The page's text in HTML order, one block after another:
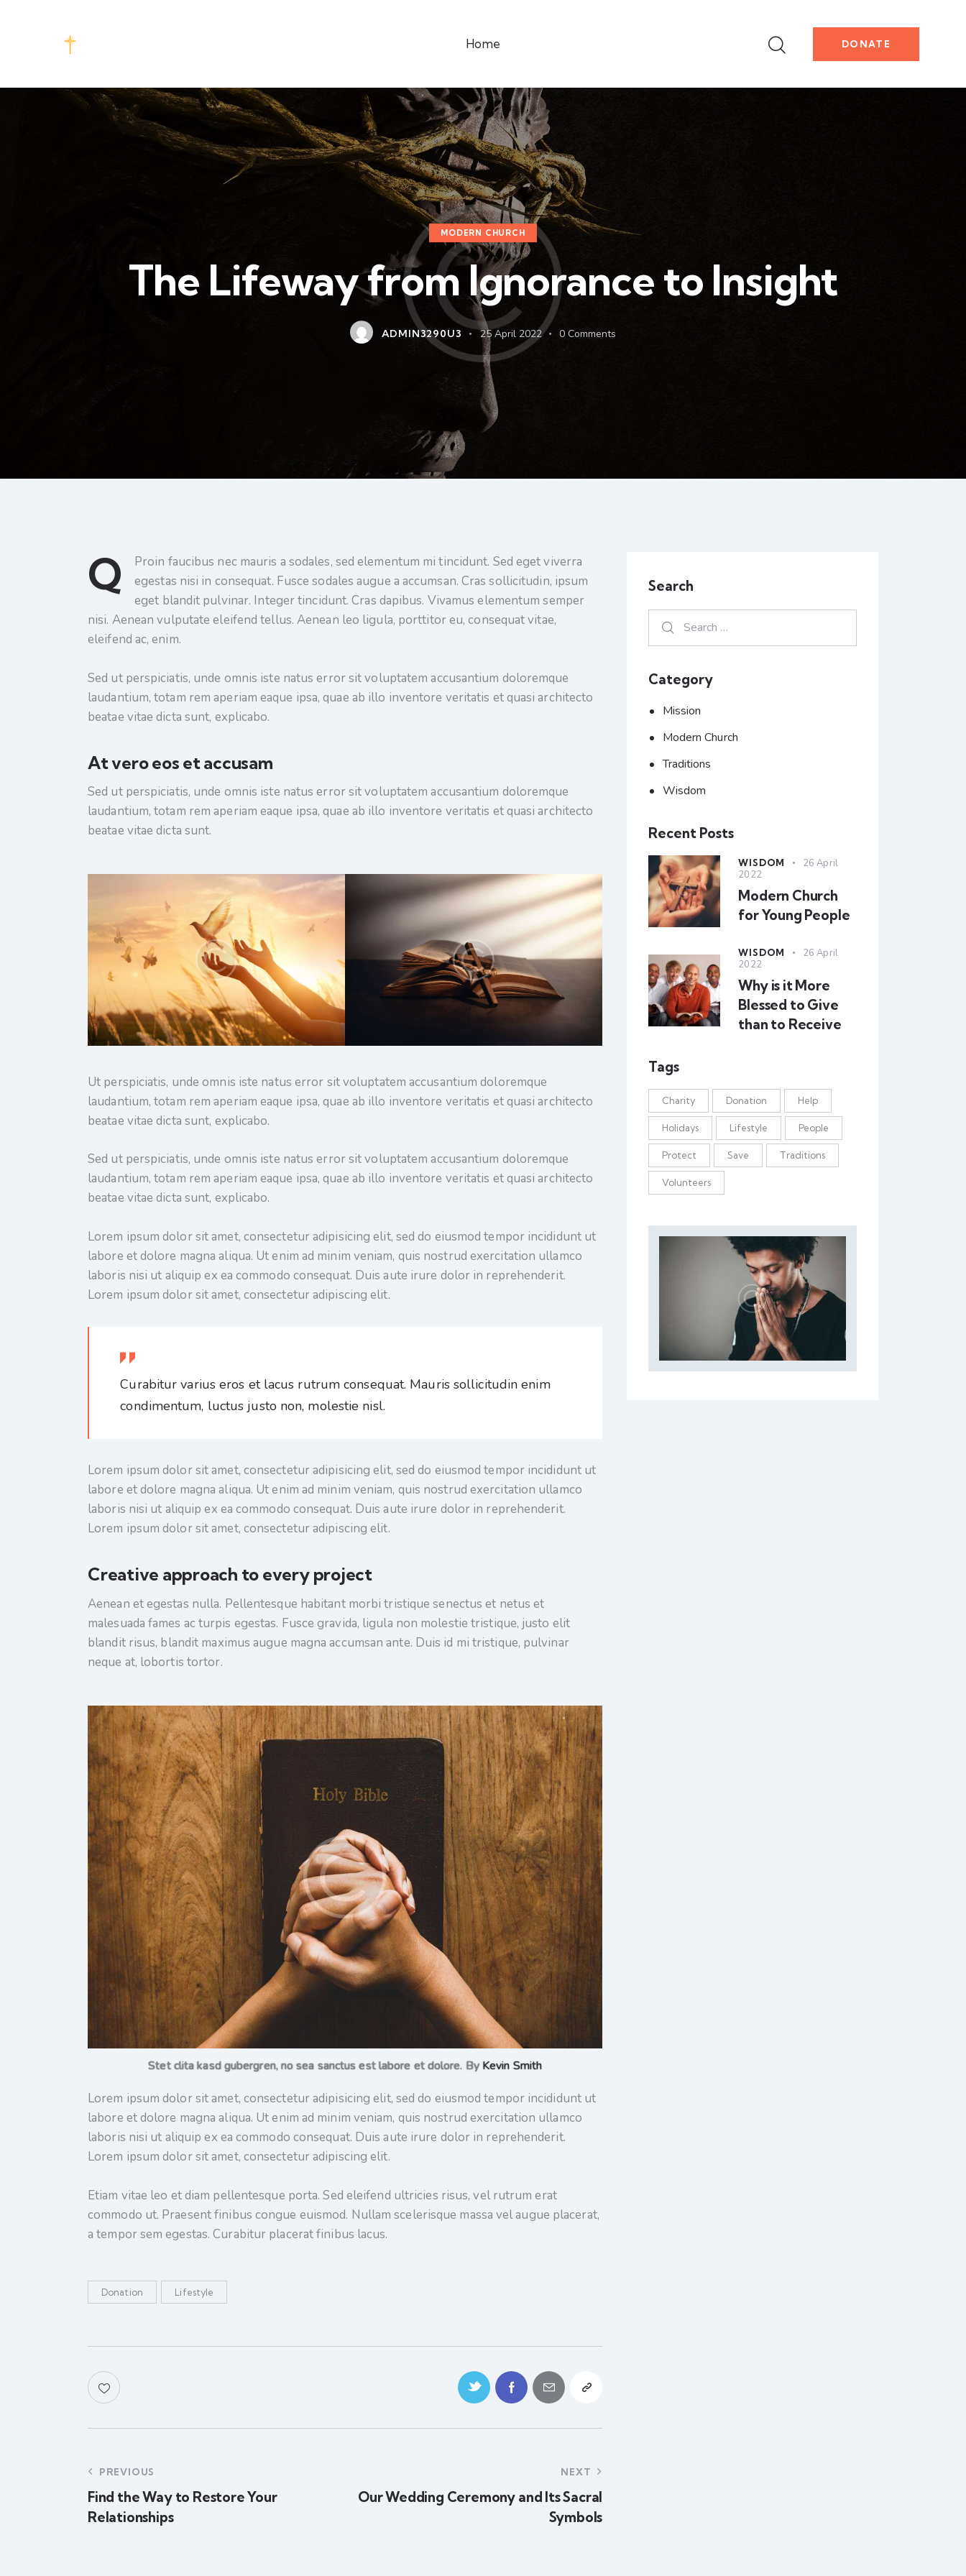
Home DONATE
MODERN CHURCH
The Lifeway from Ignorance to Insight
ADMIN3290U3 25 April 2022 0 Comments
Q
Proin faucibus nec mauris a sodales, sed elementum mi tincidunt. Sed eget viverra
egestas nisi in consequat. Fusce sodales augue a accumsan. Cras sollicitudin, ipsum
eget blandit pulvinar. Integer tincidunt. Cras dapibus. Vivamus elementum semper
nisi. Aenean vulputate eleifend tellus. Aenean leo ligula, porttitor eu, consequat vitae,
eleifend ac, enim.
Sed ut perspiciatis, unde omnis iste natus error sit voluptatem accusantium doloremque
laudantium, totam rem aperiam eaque ipsa, quae ab illo inventore veritatis et quasi architecto
beatae vitae dicta sunt, explicabo.
At vero eos et accusam
Sed ut perspiciatis, unde omnis iste natus error sit voluptatem accusantium doloremque
laudantium, totam rem aperiam eaque ipsa, quae ab illo inventore veritatis et quasi architecto
beatae vitae dicta sunt.
Ut perspiciatis, unde omnis iste natus error sit voluptatem accusantium doloremque
laudantium, totam rem aperiam eaque ipsa, quae ab illo inventore veritatis et quasi architecto
beatae vitae dicta sunt, explicabo.
Sed ut perspiciatis, unde omnis iste natus error sit voluptatem accusantium doloremque
laudantium, totam rem aperiam eaque ipsa, quae ab illo inventore veritatis et quasi architecto
beatae vitae dicta sunt, explicabo.
Lorem ipsum dolor sit amet, consectetur adipisicing elit, sed do eiusmod tempor incididunt ut
labore et dolore magna aliqua. Ut enim ad minim veniam, quis nostrud exercitation ullamco
laboris nisi ut aliquip ex ea commodo consequat. Duis aute irure dolor in reprehenderit.
Lorem ipsum dolor sit amet, consectetur adipiscing elit.
Curabitur varius eros et lacus rutrum consequat. Mauris sollicitudin enim
condimentum, luctus justo non, molestie nisl.
Lorem ipsum dolor sit amet, consectetur adipisicing elit, sed do eiusmod tempor incididunt ut
labore et dolore magna aliqua. Ut enim ad minim veniam, quis nostrud exercitation ullamco
laboris nisi ut aliquip ex ea commodo consequat. Duis aute irure dolor in reprehenderit.
Lorem ipsum dolor sit amet, consectetur adipiscing elit.
Creative approach to every project
Aenean et egestas nulla. Pellentesque habitant morbi tristique senectus et netus et
malesuada fames ac turpis egestas. Fusce gravida, ligula non molestie tristique, justo elit
blandit risus, blandit maximus augue magna accumsan ante. Duis id mi tristique, pulvinar
neque at, lobortis tortor.
Stet clita kasd gubergren, no sea sanctus est labore et dolore. ByKevin Smith
Lorem ipsum dolor sit amet, consectetur adipisicing elit, sed do eiusmod tempor incididunt ut
labore et dolore magna aliqua. Ut enim ad minim veniam, quis nostrud exercitation ullamco
laboris nisi ut aliquip ex ea commodo consequat. Duis aute irure dolor in reprehenderit.
Lorem ipsum dolor sit amet, consectetur adipiscing elit.
Etiam vitae leo et diam pellentesque porta. Sed eleifend ultricies risus, vel rutrum erat
commodo ut. Praesent finibus congue euismod. Nullam scelerisque massa vel augue placerat,
a tempor sem egestas. Curabitur placerat finibus lacus.
Donation Lifestyle
PREVIOUS
Find the Way to Restore Your
Relationships
NEXT
Our Wedding Ceremony and Its Sacral
Symbols
Search
Category
Mission
Modern Church
Traditions
Wisdom
Recent Posts
WISDOM
26 April
2022
Modern Church
for Young People
WISDOM
26 April
2022
Why is it More
Blessed to Give
than to Receive
Tags
Charity Donation Help
Holidays Lifestyle People
Protect Save Traditions
Volunteers